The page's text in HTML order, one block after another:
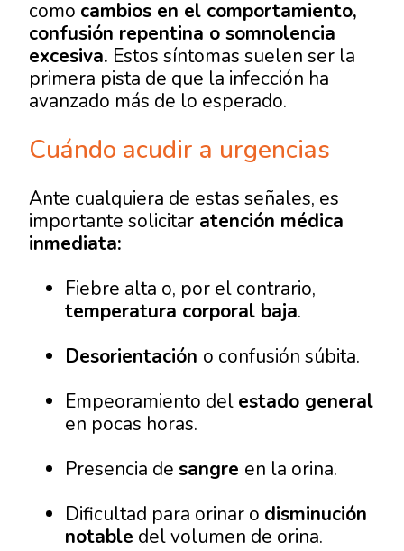
como cambios en el comportamiento,
confusión repentina o somnolencia
excesiva. Estos síntomas suelen ser la
primera pista de que la infección ha
avanzado más de lo esperado.
Cuándo acudir a urgencias
Ante cualquiera de estas señales, es
importante solicitar atención médica
inmediata:
Fiebre alta o, por el contrario,
temperatura corporal baja.
Desorientación o confusión súbita.
Empeoramiento del estado general
en pocas horas.
Presencia desangre en la orina.
Dificultad para orinar o disminución
notable del volumen de orina.